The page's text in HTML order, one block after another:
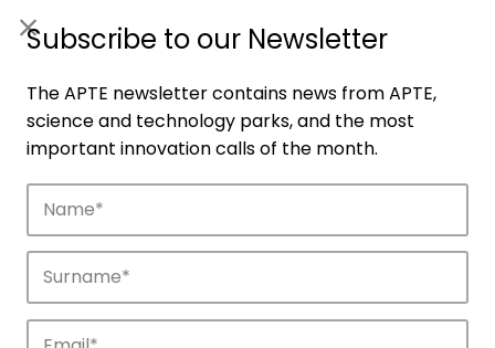
Companies
Subscribe to our Newsletter
The APTE newsletter contains news from APTE,
science and technology parks, and the most
important innovation calls of the month.